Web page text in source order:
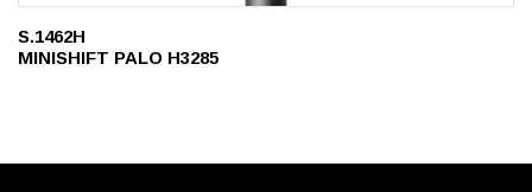
S.1462H
MINISHIFT PALO H3285